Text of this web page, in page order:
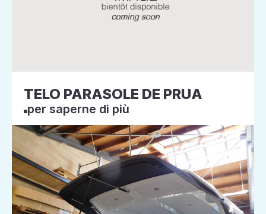
TELO PARASOLE DE PRUA
per saperne di più